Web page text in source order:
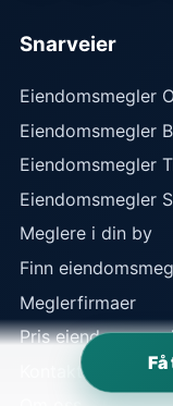
Snarveier
Eiendomsmegler
Eiendomsmegler
Eiendomsmegler
Eiendomsmegler
Meglere i din by
Finn
Meglerfirmaer
Pris
Kontakt